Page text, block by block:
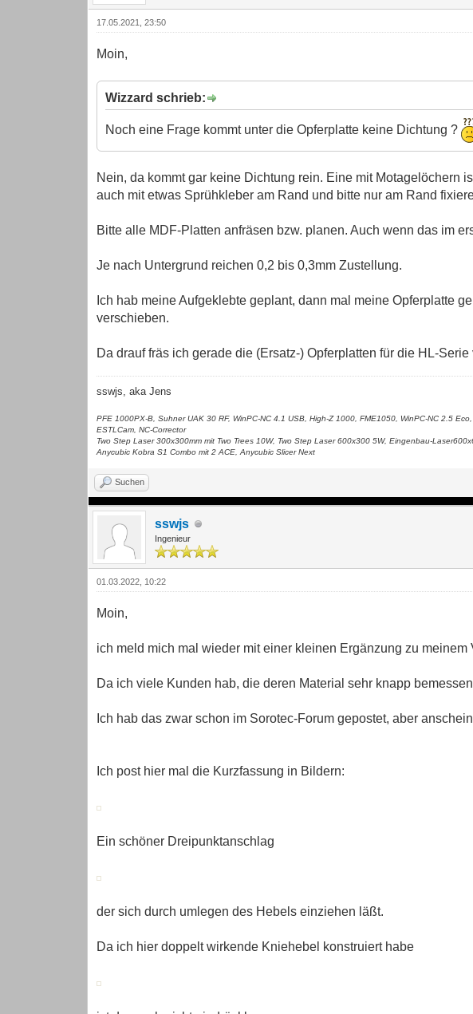
17.05.2021, 23:50
Moin,
Wizzard schrieb:
Noch eine Frage kommt unter die Opferplatte keine Dichtung ?
Nein, da kommt gar keine Dichtung rein. Eine mit Motagelöchern
auch mit etwas Sprühkleber am Rand und bitte nur am Rand
Bitte alle MDF-Platten anfräsen bzw. planen. Auch wenn das im
Je nach Untergrund reichen 0,2 bis 0,3mm Zustellung.
Ich hab meine Aufgeklebte geplant, dann mal meine Opferplatte
verschieben.
Da drauf fräs ich gerade die (Ersatz-) Opferplatten für die HL-Serie
sswjs, aka Jens
PFE 1000PX-B, Suhner UAK 30 RF, WinPC-NC 4.1 USB, High-Z 1000, FME1050, WinPC-NC 2.5
ESTLCam, NC-Corrector
Two Step Laser 300x300mm mit Two Trees 10W, Two Step Laser 600x300 5W, Eingenbau-
Anycubic Kobra S1 Combo mit 2 ACE, Anycubic Slicer Next
Suchen
sswjs
Ingenieur
01.03.2022, 10:22
Moin,
ich meld mich mal wieder mit einer kleinen Ergänzung zu meinem
Da ich viele Kunden hab, die deren Material sehr knapp
Ich hab das zwar schon im Sorotec-Forum gepostet, aber
Ich post hier mal die Kurzfassung in Bildern:
Ein schöner Dreipunktanschlag
der sich durch umlegen des Hebels einziehen läßt.
Da ich hier doppelt wirkende Kniehebel konstruiert habe